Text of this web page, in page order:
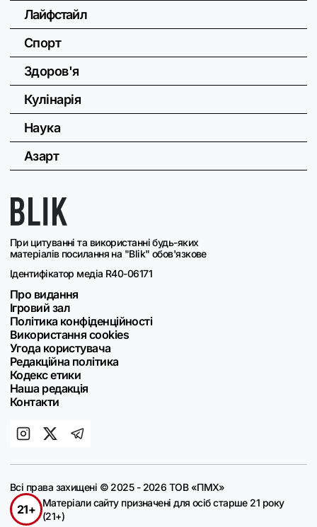
При цитуванні та використанні будь-яких
матеріалів посилання на "Blik" обов'язкове
Ідентифікатор медіа R40-06171
Про видання
Ігровий зал
Політика конфіденційності
Використання cookies
Угода користувача
Редакційна політика
Кодекс етики
Наша редакція
Контакти
Лайфстайл
Спорт
Здоров'я
Кулінарія
Наука
Азарт
Всі права захищені © 2025 - 2026 ТОВ «ПМХ»
21+
Матеріали сайту призначені для осіб старше 21 року
(21+)